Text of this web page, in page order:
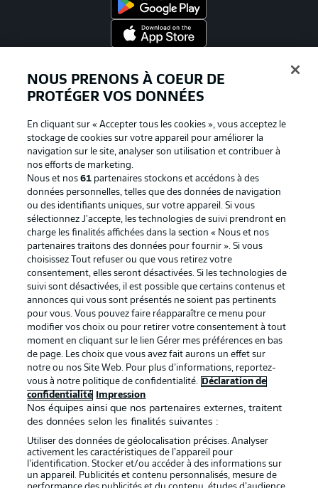
La publicité Conditions d’utilisation des
Mentions Légales Gérer mes préférences
Déclaration de
confidentialité
Diffuseurs
Travaux Contact
Impression Joueurs
NOUS PRENONS À COEUR DE
PROTÉGER VOS DONNÉES
En cliquant sur « Accepter tous les cookies », vous acceptez le
stockage de cookies sur votre appareil pour améliorer la
navigation sur le site, analyser son utilisation et contribuer à
nos efforts de marketing.
Nous et nos61 partenaires stockons et accédons à des
données personnelles, telles que des données de navigation
ou des identifiants uniques, sur votre appareil. Si vous
sélectionnez J'accepte, les technologies de suivi prendront en
charge les finalités affichées dans la section « Nous et nos
partenaires traitons des données pour fournir ». Si vous
choisissez Tout refuser ou que vous retirez votre
consentement, elles seront désactivées. Si les technologies de
suivi sont désactivées, il est possible que certains contenus et
annonces qui vous sont présentés ne soient pas pertinents
pour vous. Vous pouvez faire réapparaître ce menu pour
modifier vos choix ou pour retirer votre consentement à tout
moment en cliquant sur le lien Gérer mes préférences en bas
de page. Les choix que vous avez fait aurons un effet sur
notre ou nos Site Web. Pour plus d’informations, reportez-
vous à notre politique de confidentialité.
Déclaration de
confidentialité
Impression
Nos équipes ainsi que nos partenaires externes, traitent
des données selon les finalités suivantes :
Utiliser des données de géolocalisation précises. Analyser
activement les caractéristiques de l’appareil pour
l’identification. Stocker et/ou accéder à des informations sur
un appareil. Publicités et contenu personnalisés, mesure de